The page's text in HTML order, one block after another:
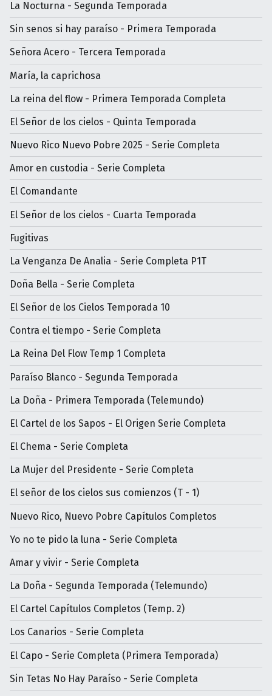
La Nocturna - Segunda Temporada
Sin senos si hay paraíso - Primera Temporada
Señora Acero - Tercera Temporada
María, la caprichosa
La reina del flow - Primera Temporada Completa
El Señor de los cielos - Quinta Temporada
Nuevo Rico Nuevo Pobre 2025 - Serie Completa
Amor en custodia - Serie Completa
El Comandante
El Señor de los cielos - Cuarta Temporada
Fugitivas
La Venganza De Analia - Serie Completa P1T
Doña Bella - Serie Completa
El Señor de los Cielos Temporada 10
Contra el tiempo - Serie Completa
La Reina Del Flow Temp 1 Completa
Paraíso Blanco - Segunda Temporada
La Doña - Primera Temporada (Telemundo)
El Cartel de los Sapos - El Origen Serie Completa
El Chema - Serie Completa
La Mujer del Presidente - Serie Completa
El señor de los cielos sus comienzos (T - 1)
Nuevo Rico, Nuevo Pobre Capítulos Completos
Yo no te pido la luna - Serie Completa
Amar y vivir - Serie Completa
La Doña - Segunda Temporada (Telemundo)
El Cartel Capítulos Completos (Temp. 2)
Los Canarios - Serie Completa
El Capo - Serie Completa (Primera Temporada)
Sin Tetas No Hay Paraíso - Serie Completa